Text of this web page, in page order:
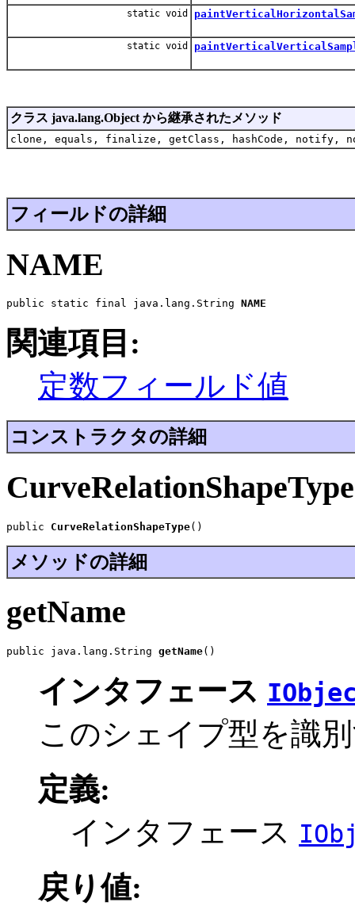
static void
static void
クラス java.lang.Object から継承されたメソッド
clone, equals, finalize, getClass, hashCode,
フィールドの詳細
NAME
public static final java.lang.String NAME
関連項目:
定数フィールド値
コンストラクタの詳細
CurveRelationShapeType
public CurveRelationShapeType()
メソッドの詳細
getName
public java.lang.String getName()
インタフェース
このシェイプ型を識
定義:
インタフェース
戻り値: